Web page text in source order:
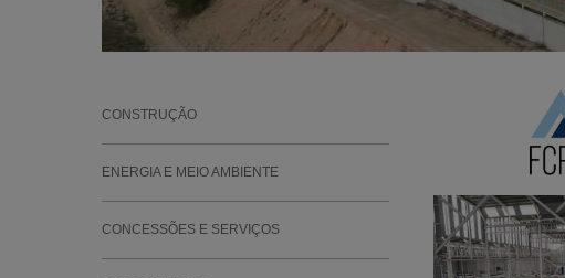
CONSTRUÇÃO
ENERGIA E MEIO AMBIENTE
CONCESSÕES E SERVIÇOS